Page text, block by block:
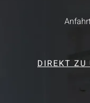
DIREKT ZU